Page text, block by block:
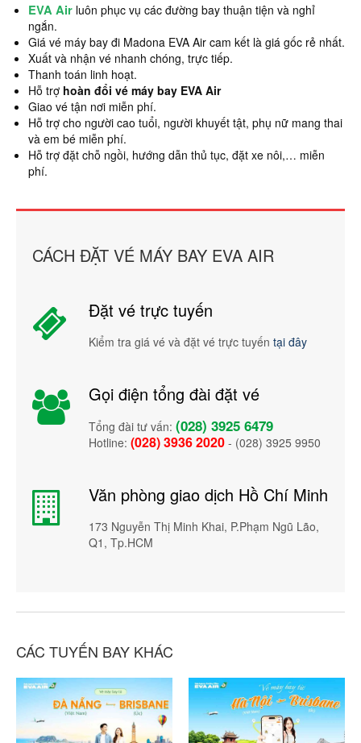
EVA Air luôn phục vụ các đường bay thuận tiện và nghỉ
ngắn.
Giá vé máy bay đi Madona EVA Air cam kết là giá gốc rẻ nhất.
Xuất và nhận vé nhanh chóng, trực tiếp.
Thanh toán linh hoạt.
Hỗ trợ hoàn đổi vé máy bay EVA Air
Giao vé tận nơi miễn phí.
Hỗ trợ cho người cao tuổi, người khuyết tật, phụ nữ mang thai
và em bé miễn phí.
Hỗ trợ đặt chỗ ngồi, hướng dẫn thủ tục, đặt xe nôi,… miễn
phí.
CÁCH ĐẶT VÉ MÁY BAY EVA AIR
Đặt vé trực tuyến
Kiểm tra giá vé và đặt vé trực tuyến tại đây
Gọi điện tổng đài đặt vé
Tổng đài tư vấn: (028) 3925 6479
Hotline: (028) 3936 2020 - (028) 3925 9950
Văn phòng giao dịch Hồ Chí Minh
173 Nguyễn Thị Minh Khai, P.Phạm Ngũ Lão,
Q1, Tp.HCM
CÁC TUYẾN BAY KHÁC